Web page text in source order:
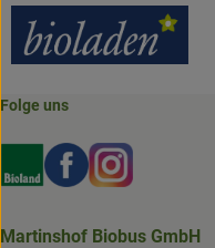
Folge uns
Externer Link zu
Externer Link
Externer
Martinshof Biobus GmbH